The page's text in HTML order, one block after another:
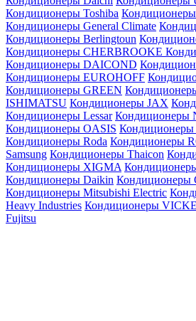
Кондиционеры Toshiba
Кондиционеры General Climate
Кондиционеры Berlingtoun
Кондиционеры CHERBROOKE
Кондиционеры DAICOND
Кондиционеры EUROHOFF
Кондиционеры GREEN
ISHIMATSU Кондиционеры JAX
Кондиционеры Lessar Кондиционеры
Кондиционеры OASIS Кондиционеры
Кондиционеры Roda Кондиционеры
Samsung Кондиционеры Thaicon
Кондиционеры XIGMA
Кондиционеры Daikin Кондиционеры
Кондиционеры Mitsubishi Electric
Heavy Industries Кондиционеры
Fujitsu